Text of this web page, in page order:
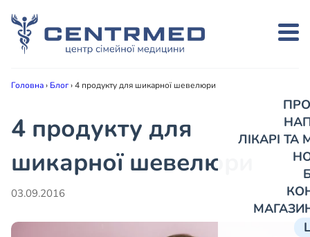
ЛІКАРІ
Головна› Блог›4 продукту для шикарної шевелюри
4 продукту для
шикарної шевелюри
03.09.2016